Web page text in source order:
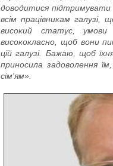
доводитися
всім працівникам галузі,
високий статус, умови
висококласно, щоб вони
цій галузі. Бажаю, щоб
приносила задоволення
сім'ям».